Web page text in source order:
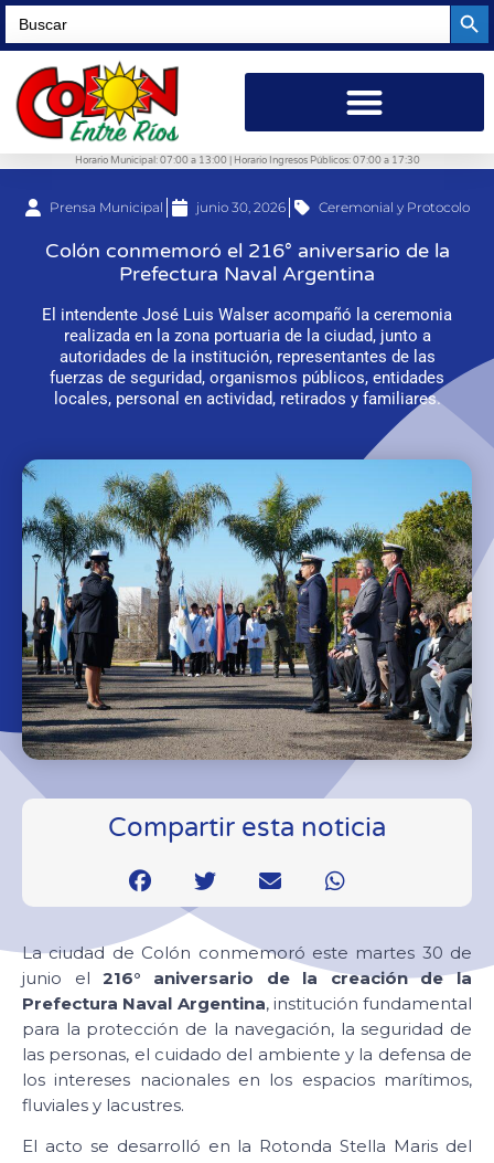
Search
for:
Horario Municipal: 07:00 a 13:00 | Horario Ingresos Públicos: 07:00 a 17:30
Prensa Municipal junio 30, 2026 Ceremonial y Protocolo
Colón conmemoró el 216° aniversario de la
Prefectura Naval Argentina
El intendente José Luis Walser acompañó la ceremonia
realizada en la zona portuaria de la ciudad, junto a
autoridades de la institución, representantes de las
fuerzas de seguridad, organismos públicos, entidades
locales, personal en actividad, retirados y familiares.
Compartir esta noticia
La ciudad de Colón conmemoró este martes 30 de
junio el216° aniversario de la creación de la
Prefectura Naval Argentina, institución fundamental
para la protección de la navegación, la seguridad de
las personas, el cuidado del ambiente y la defensa de
los intereses nacionales en los espacios marítimos,
fluviales y lacustres.
El acto se desarrolló en la Rotonda Stella Maris del